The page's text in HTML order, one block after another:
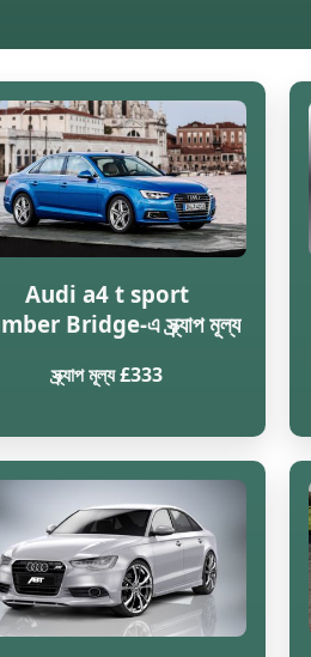
Audi a4 t sport
Bridge-এ স্ক্র্যাপ মূল্য
স্ক্র্যাপ মূল্য £333